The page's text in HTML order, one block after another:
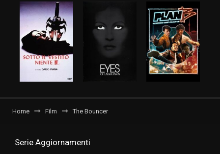
Home Film The Bouncer
Serie Aggiornamenti